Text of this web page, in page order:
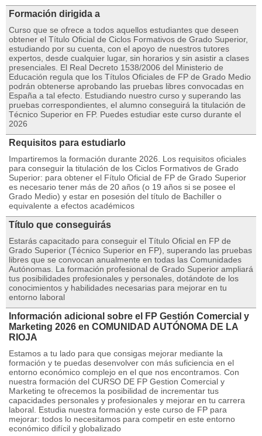
Formación dirigida a
Curso que se ofrece a todos aquellos estudiantes que deseen
obtener el Título Oficial de Ciclos Formativos de Grado Superior,
estudiando por su cuenta, con el apoyo de nuestros tutores
expertos, desde cualquier lugar, sin horarios y sin asistir a clases
presenciales. El Real Decreto 1538/2006 del Ministerio de
Educación regula que los Títulos Oficiales de FP de Grado Medio
podrán obtenerse aprobando las pruebas libres convocadas en
España a tal efecto. Estudiando nuestro curso y superando las
pruebas correspondientes, el alumno conseguirá la titulación de
Técnico Superior en FP. Puedes estudiar este curso durante el
2026
Requisitos para estudiarlo
Impartiremos la formación durante 2026. Los requisitos oficiales
para conseguir la titulación de los Ciclos Formativos de Grado
Superior: para obtener el Fítulo Oficial de FP de Grado Superior
es necesario tener más de 20 años (o 19 años si se posee el
Grado Medio) y estar en posesión del título de Bachiller o
equivalente a efectos académicos
Título que conseguirás
Estarás capacitado para conseguir el Título Oficial en FP de
Grado Superior (Técnico Superior en FP), superando las pruebas
libres que se convocan anualmente en todas las Comunidades
Autónomas. La formación profesional de Grado Superior ampliará
tus posibilidades profesionales y personales, dotándote de los
conocimientos y habilidades necesarias para mejorar en tu
entorno laboral
Información adicional sobre el FP Gestión Comercial y
Marketing 2026 en COMUNIDAD AUTÓNOMA DE LA
RIOJA
Estamos a tu lado para que consigas mejorar mediante la
formación y te puedas desenvolver con más suficiencia en el
entorno económico complejo en el que nos encontramos. Con
nuestra formación del CURSO DE FP Gestion Comercial y
Marketing te ofrecemos la posibilidad de incrementar tus
capacidades personales y profesionales y mejorar en tu carrera
laboral. Estudia nuestra formación y este curso de FP para
mejorar: todos lo necesitamos para competir en este entorno
económico difícil y globalizado